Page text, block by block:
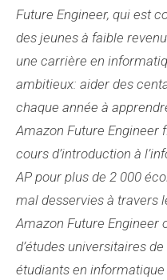
Future Engineer, qui est
des jeunes à faible
une carrière en
ambitieux: aider des
chaque année à
Amazon Future
cours d’introduction à
AP pour plus de 2 000
mal desservies à travers
Amazon Future Engineer
d’études universitaires
étudiants en